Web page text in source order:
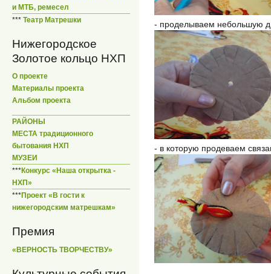
и МТБ, ремесел
*** Театр Матрешки
Нижегородское
Золотое кольцо НХП
О проекте
Материалы проекта
Альбом проекта
РАЙОНЫ
МЕСТА традиционного
бытования НХП
МУЗЕИ
***Конкурс «Наша открытка -
НХП»
***Проект «В гости к
нижегородским матрешкам»
Премия
«ВЕРНОСТЬ ТВОРЧЕСТВУ»
- проделываем небольшую
- в которую продеваем